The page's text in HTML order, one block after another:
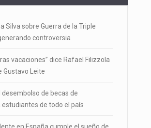
Silva sobre Guerra de la Triple
controversia
vacaciones” dice Rafael Filizzola
Gustavo Leite
desembolso de becas de
de todo el país